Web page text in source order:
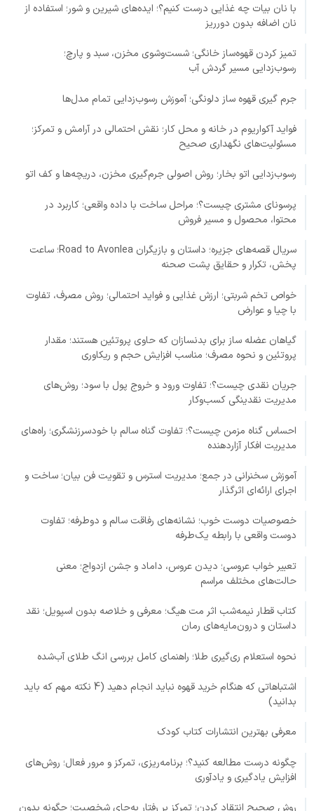
با نان بیات چه غذایی درست کنیم؟؛ ایده‌های شیرین و شور؛ استفاده از
نان اضافه بدون دورریز
تمیز کردن قهوه‌ساز خانگی؛ شست‌وشوی مخزن، سبد و پارچ؛
رسوب‌زدایی مسیر گردش آب
جرم گیری قهوه ساز دلونگی؛ آموزش رسوب‌زدایی تمام مدل‌ها
فواید آکواریوم در خانه و محل کار؛ نقش احتمالی در آرامش و تمرکز؛
مسئولیت‌های نگهداری صحیح
رسوب‌زدایی اتو بخار؛ روش اصولی جرم‌گیری مخزن، دریچه‌ها و کف اتو
پرسونای مشتری چیست؟؛ مراحل ساخت با داده واقعی؛ کاربرد در
محتوا، محصول و مسیر فروش
سریال قصه‌های جزیره؛ داستان و بازیگران Road to Avonlea؛ ساعت
پخش، تکرار و حقایق پشت صحنه
خواص تخم شربتی؛ ارزش غذایی و فواید احتمالی؛ روش مصرف، تفاوت
با چیا و عوارض
گیاهان عضله ساز برای بدنسازان که حاوی پروتئین هستند؛ مقدار
پروتئین و نحوه مصرف؛ مناسب افزایش حجم و ریکاوری
جریان نقدی چیست؟؛ تفاوت ورود و خروج پول با سود؛ روش‌های
مدیریت نقدینگی کسب‌وکار
احساس گناه مزمن چیست؟؛ تفاوت گناه سالم با خودسرزنشگری؛ راه‌های
مدیریت افکار آزاردهنده
آموزش سخنرانی در جمع؛ مدیریت استرس و تقویت فن بیان؛ ساخت و
اجرای ارائه‌ای اثرگذار
خصوصیات دوست خوب؛ نشانه‌های رفاقت سالم و دوطرفه؛ تفاوت
دوست واقعی با رابطه یک‌طرفه
تعبیر خواب عروسی؛ دیدن عروس، داماد و جشن ازدواج؛ معنی
حالت‌های مختلف مراسم
کتاب قطار نیمه‌شب اثر مت هیگ؛ معرفی و خلاصه بدون اسپویل؛ نقد
داستان و درون‌مایه‌های رمان
نحوه استعلام ری‌گیری طلا؛ راهنمای کامل بررسی انگ طلای آب‌شده
اشتباهاتی که هنگام خرید قهوه نباید انجام دهید (4 نکته مهم که باید
بدانید)
معرفی بهترین انتشارات کتاب کودک
چگونه درست مطالعه کنید؟؛ برنامه‌ریزی، تمرکز و مرور فعال؛ روش‌های
افزایش یادگیری و یادآوری
روش صحیح انتقاد کردن؛ تمرکز بر رفتار به‌جای شخصیت؛ چگونه بدون